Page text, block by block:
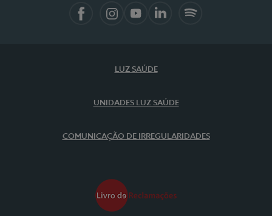
LUZ SAÚDE
UNIDADES LUZ SAÚDE
COMUNICAÇÃO DE IRREGULARIDADES